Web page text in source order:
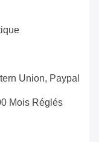
Union, Paypal
Mois Réglés